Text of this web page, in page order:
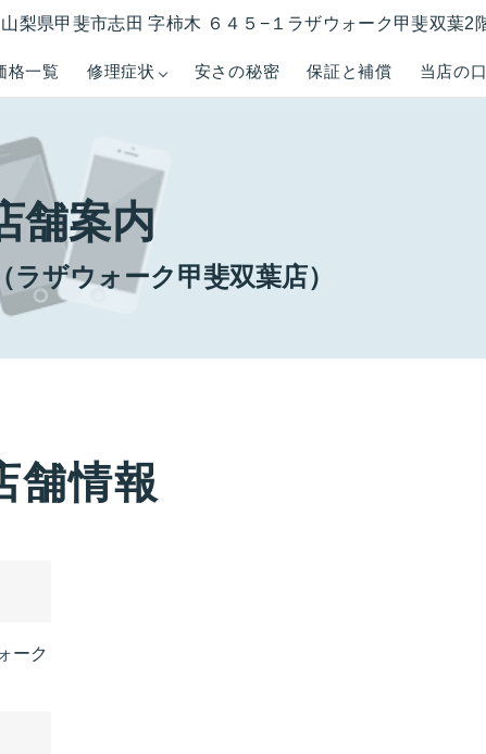
格一覧 修理症状 安さの秘密 保証と補償 当店の
梨県甲斐市志田 字柿木 ６４５−１ラザウォーク甲斐双葉2
舗案内
ラザウォーク甲斐双葉店）
舗情報
ーク